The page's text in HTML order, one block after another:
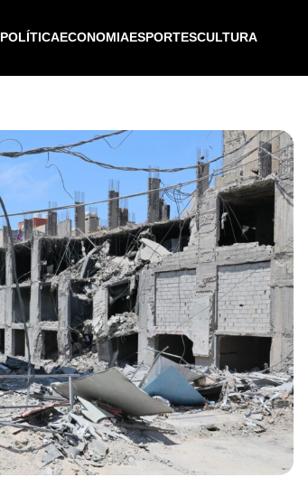
POLÍTICAECONOMIAESPORTESCULTURA